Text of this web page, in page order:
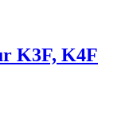
K3F, K4F